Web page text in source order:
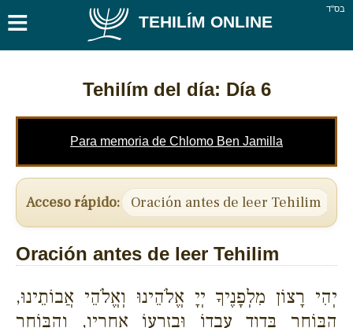
בס''ד ≡ TEHILÍM ONLINE
Tehilím del día: Día 6
Para memoria de Chlomo Ben Jamilla
Acceso rápido: Oración antes de leer Tehilim
Oración antes de leer Tehilim
יְהִי רָצוֹן מִלְפָנֶיךָ יְיָ אֱלֹהֵינוּ וְאֱלֹהֵי אֲבוֹתֵינוּ,
הַבּוֹחֵר בְּדָוִד עַבְדוֹ וּבְזַרְעוֹ אַחֲרָיו, וְהַבּוֹחֵר